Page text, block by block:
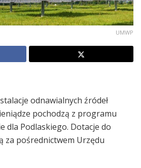
UMWP
odnawialnych źródeł
pochodzą z programu
dla Podlaskiego. Dotacje do
za pośrednictwem Urzędu